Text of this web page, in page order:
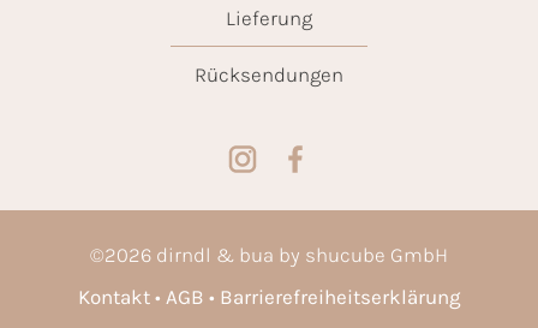
Lieferung
Rücksendungen
©2026 dirndl & bua by shucube GmbH
Kontakt
AGB
Barrierefreiheitserklärung